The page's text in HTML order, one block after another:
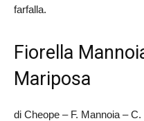
farfalla.
Fiorella
Mariposa
di Cheope – F. Mannoia –